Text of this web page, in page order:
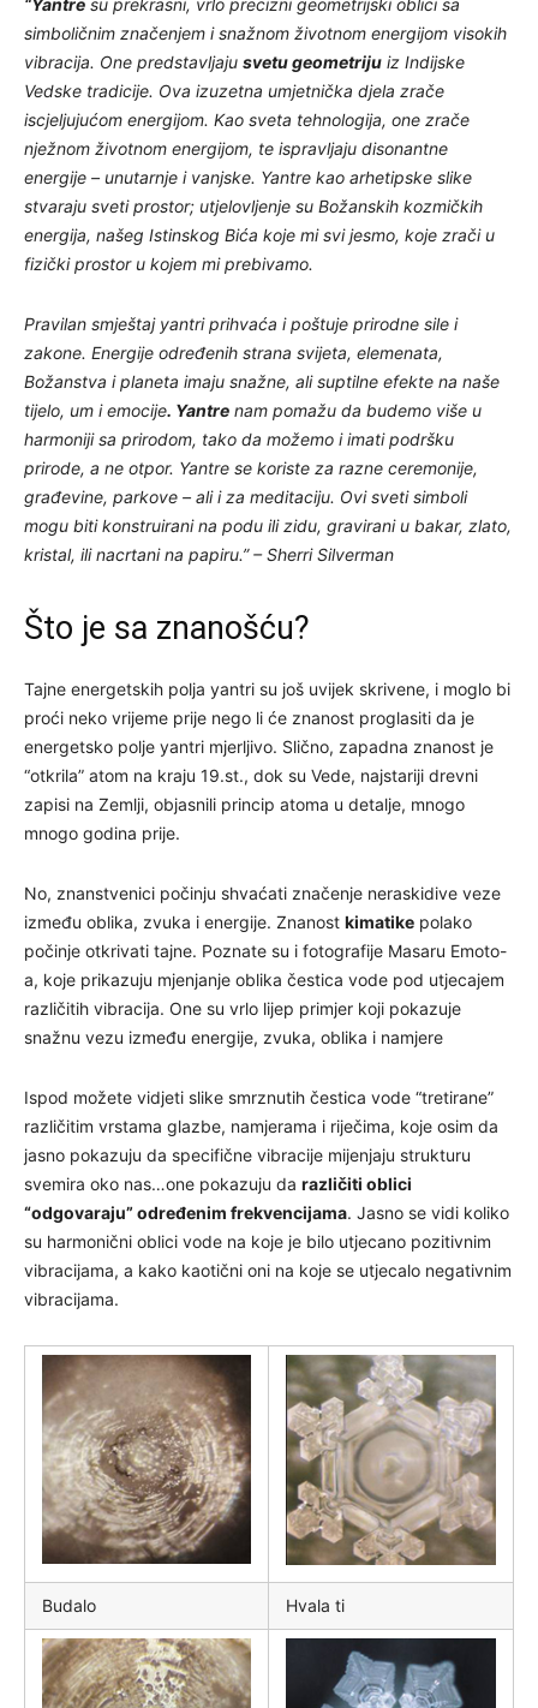
“Yantre su prekrasni, vrlo precizni geometrijski oblici sa
simboličnim značenjem i snažnom životnom energijom visokih
vibracija. One predstavljaju svetu geometriju iz Indijske
Vedske tradicije. Ova izuzetna umjetnička djela zrače
iscjeljujućom energijom. Kao sveta tehnologija, one zrače
nježnom životnom energijom, te ispravljaju disonantne
energije – unutarnje i vanjske. Yantre kao arhetipske slike
stvaraju sveti prostor; utjelovljenje su Božanskih kozmičkih
energija, našeg Istinskog Bića koje mi svi jesmo, koje zrači u
fizički prostor u kojem mi prebivamo.
Pravilan smještaj yantri prihvaća i poštuje prirodne sile i
zakone. Energije određenih strana svijeta, elemenata,
Božanstva i planeta imaju snažne, ali suptilne efekte na naše
tijelo, um i emocije. Yantre nam pomažu da budemo više u
harmoniji sa prirodom, tako da možemo i imati podršku
prirode, a ne otpor. Yantre se koriste za razne ceremonije,
građevine, parkove – ali i za meditaciju. Ovi sveti simboli
mogu biti konstruirani na podu ili zidu, gravirani u bakar, zlato,
kristal, ili nacrtani na papiru.” – Sherri Silverman
Što je sa znanošću?
Tajne energetskih polja yantri su još uvijek skrivene, i moglo bi
proći neko vrijeme prije nego li će znanost proglasiti da je
energetsko polje yantri mjerljivo. Slično, zapadna znanost je
“otkrila” atom na kraju 19.st., dok su Vede, najstariji drevni
zapisi na Zemlji, objasnili princip atoma u detalje, mnogo
mnogo godina prije.
No, znanstvenici počinju shvaćati značenje neraskidive veze
između oblika, zvuka i energije. Znanost kimatike polako
počinje otkrivati tajne. Poznate su i fotografije Masaru Emoto-
a, koje prikazuju mjenjanje oblika čestica vode pod utjecajem
različitih vibracija. One su vrlo lijep primjer koji pokazuje
snažnu vezu između energije, zvuka, oblika i namjere
Ispod možete vidjeti slike smrznutih čestica vode “tretirane”
različitim vrstama glazbe, namjerama i riječima, koje osim da
jasno pokazuju da specifične vibracije mijenjaju strukturu
svemira oko nas…one pokazuju da različiti oblici
“odgovaraju” određenim frekvencijama. Jasno se vidi koliko
su harmonični oblici vode na koje je bilo utjecano pozitivnim
vibracijama, a kako kaotični oni na koje se utjecalo negativnim
vibracijama.
Budalo Hvala ti